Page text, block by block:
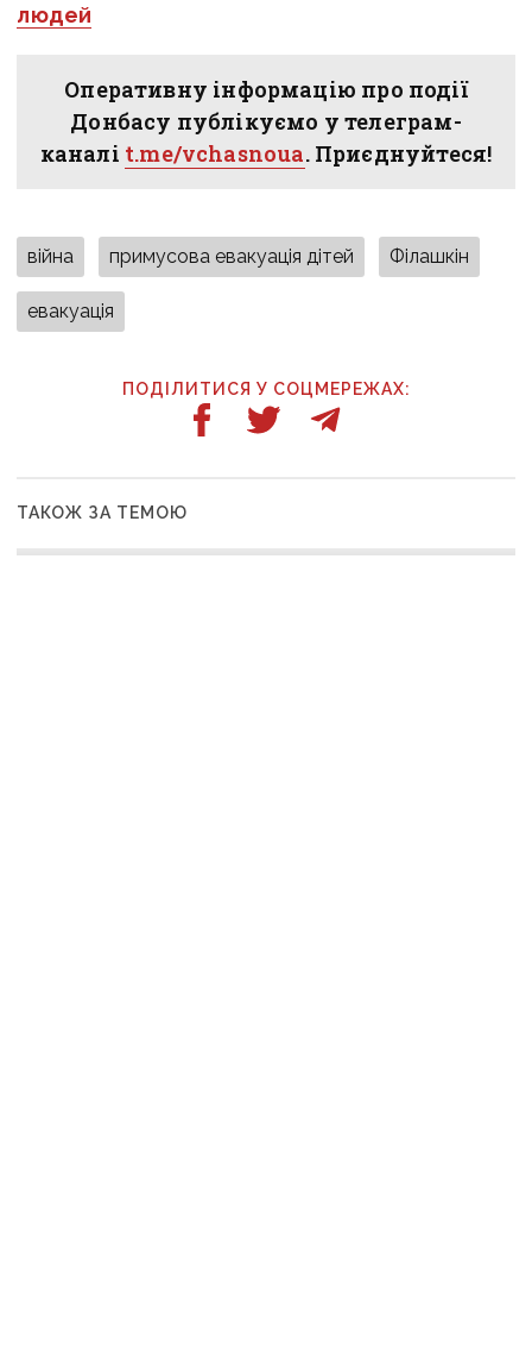
людей
Оперативну інформацію про події
Донбасу публікуємо у телеграм-
каналі t.me/vchasnoua. Приєднуйтеся!
війна примусова евакуація дітей Філашкін
евакуація
ПОДІЛИТИСЯ У СОЦМЕРЕЖАХ:
ТАКОЖ ЗА ТЕМОЮ